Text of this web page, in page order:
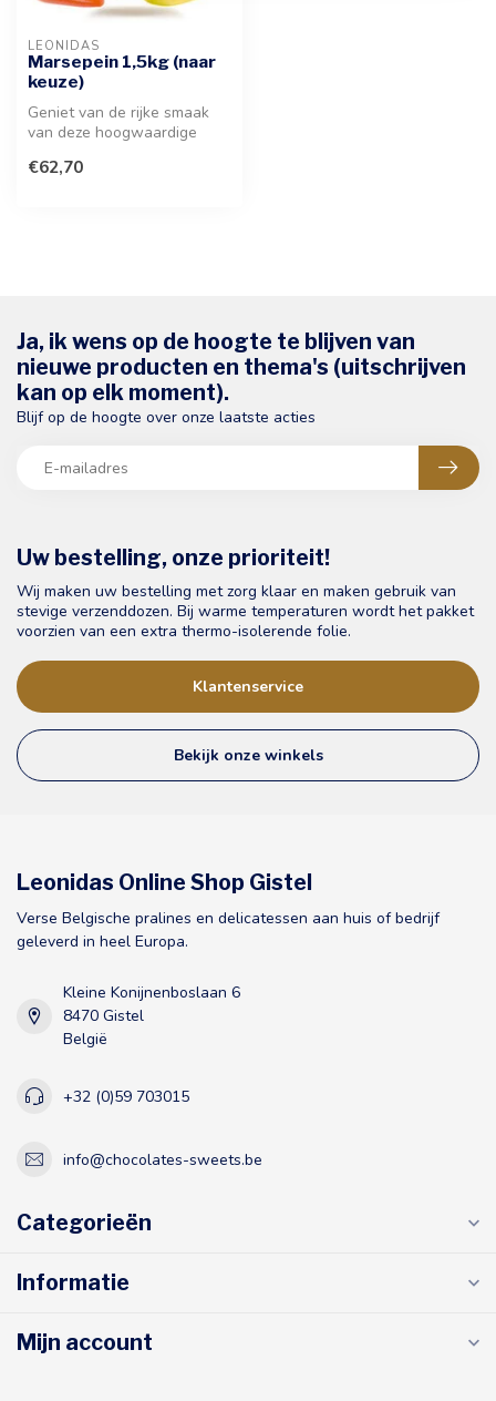
LEONIDAS
Marsepein 1,5kg (naar
keuze)
Geniet van de rijke smaak
van deze hoogwaardige
traktatie vo...
€62,70
Uw bestelling, onze prioriteit!
Wij maken uw bestelling met zorg klaar en maken gebruik van
stevige verzenddozen. Bij warme temperaturen wordt het pakket
voorzien van een extra thermo-isolerende folie.
Klantenservice
Bekijk onze winkels
Ja, ik wens op de hoogte te blijven van
nieuwe producten en thema's (uitschrijven
kan op elk moment).
Blijf op de hoogte over onze laatste acties
Leonidas Online Shop Gistel
Verse Belgische pralines en delicatessen aan huis of bedrijf
geleverd in heel Europa.
Kleine Konijnenboslaan 6
8470 Gistel
België
+32 (0)59 703015
info@chocolates-sweets.be
Categorieën
Informatie
Mijn account